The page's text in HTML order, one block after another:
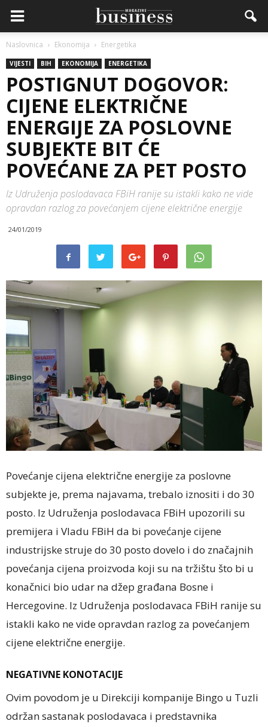
Naslovnica Ekonomija Energetika
VIJESTI BIH EKONOMIJA ENERGETIKA
POSTIGNUT DOGOVOR:
CIJENE ELEKTRIČNE
ENERGIJE ZA POSLOVNE
SUBJEKTE BIT ĆE
POVEĆANE ZA PET POSTO
Iz Udruženja poslodavaca FBiH ranije su istakli kako ne vide
opravdan razlog za povećanjem cijene električne energije
24/01/2019
Povećanje cijena električne energije za poslovne
subjekte je, prema najavama, trebalo iznositi i do 30
posto. Iz Udruženja poslodavaca FBiH upozorili su
premijera i Vladu FBiH da bi povećanje cijene
industrijske struje do 30 posto dovelo i do značajnih
povećanja cijena proizvoda koji su na tržištu što bi u
konačnici bio udar na džep građana Bosne i
Hercegovine. Iz Udruženja poslodavaca FBiH ranije su
istakli kako ne vide opravdan razlog za povećanjem
cijene električne energije.
NEGATIVNE KONOTACIJE
Ovim povodom je u Direkciji kompanije Bingo u Tuzli
održan sastanak poslodavaca i predstavnika